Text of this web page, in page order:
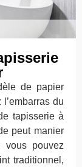
de papier
du
tapisserie à
peut manier
vous pouvez
traditionnel,